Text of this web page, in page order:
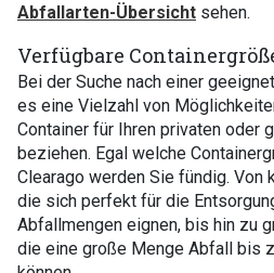
Abfallarten-Übersicht sehen.
Verfügbare
Bei der Suche nach einer
es eine Vielzahl von
Container für Ihren privaten oder
beziehen. Egal welche
Clearago werden Sie fündig. Von
die sich perfekt für die
Abfallmengen eignen, bis hin zu
die eine große Menge Abfall bis